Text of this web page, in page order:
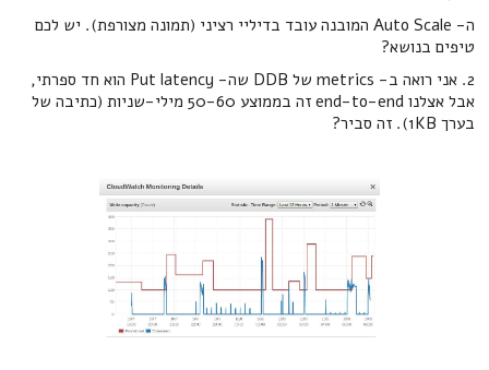
ה- Auto Scale המובנה עובד בדיליי רציני (תמונה מצורפת). יש לכם
טיפים בנושא?
2. אני רואה ב- metrics של DDB שה- Put latency הוא חד ספרתי,
אבל אצלנו end-to-end זה בממוצע 50-60 מילי-שניות (כתיבה של
בערך 1KB). זה סביר?